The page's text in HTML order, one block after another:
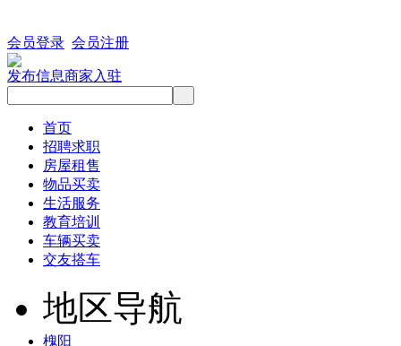
会员登录 会员注册
发布信息商家入驻
首页
招聘求职
房屋租售
物品买卖
生活服务
教育培训
车辆买卖
交友搭车
地区导航
槐阳